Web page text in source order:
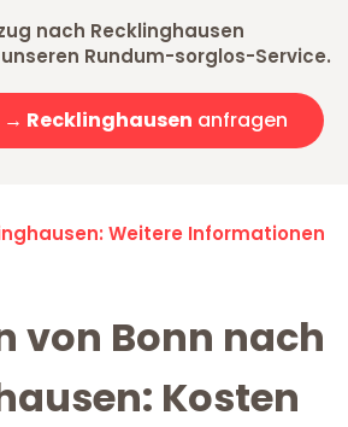
nach Recklinghausen
Rundum-sorglos-Service.
→ Recklinghausen anfragen
Weitere Informationen
von Bonn nach
Kosten